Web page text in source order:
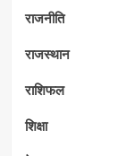
राजनीति
राजस्थान
राशिफल
शिक्षा